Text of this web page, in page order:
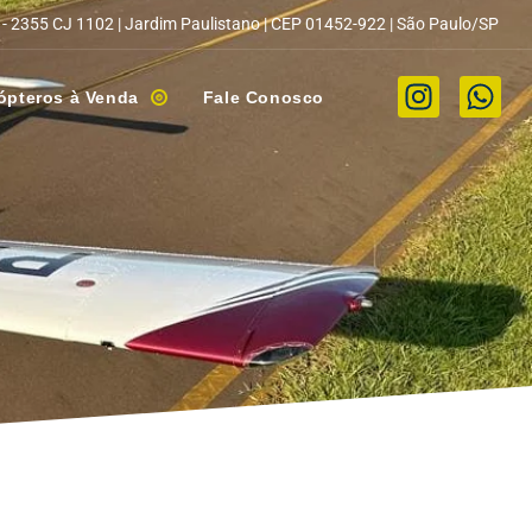
2355 CJ 1102 | Jardim Paulistano | CEP 01452-922 | São Paulo/SP
à Venda Fale Conosco